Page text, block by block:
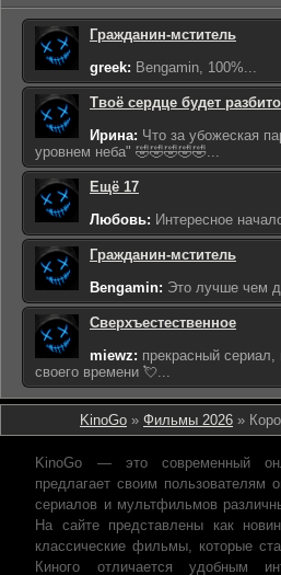
Гражданин-мститель
greek: Bengamin, 100%...
Твоё сердце будет разбито
Ирина: Что за убожеская
уровнем неба" 🤣🤣🤣🤣🤣...
Ещё 17
Любовь: Интересное
Гражданин-мститель
Bengamin: Это лучше чем
Сверхъестественное
miewz: прекрасный
своего времени 💘...
KinoGo » Фильмы 2026 »
KinoGo — это современный
предлагает своим пользователям
сериалов и мультфильмов
На сайте представлены как
классические фильмы, которые
Киного отличается удобным